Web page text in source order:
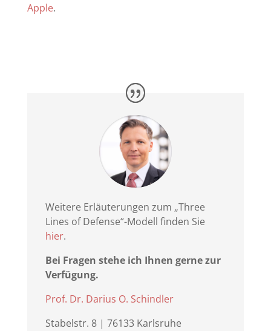
Apple.
Weitere Erläuterungen zum „Three
Lines of Defense“-Modell finden Sie
hier.
Bei Fragen stehe ich Ihnen gerne zur
Verfügung.
Prof. Dr. Darius O. Schindler
Stabelstr. 8 | 76133 Karlsruhe